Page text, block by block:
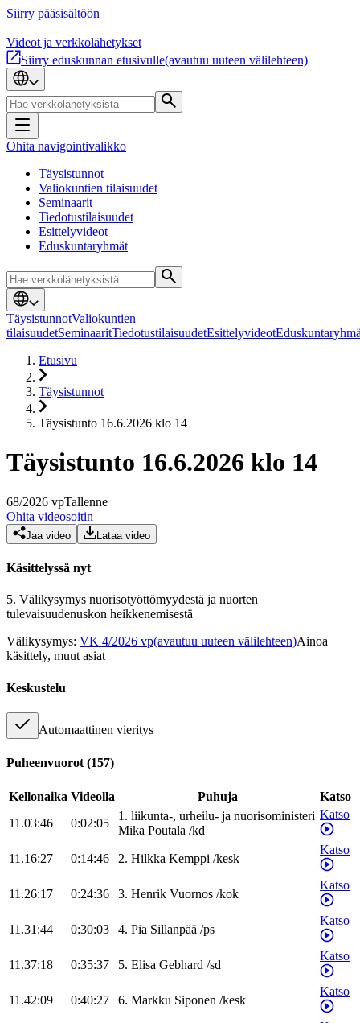
Siirry pääsisältöön
Videot ja verkkolähetykset
Siirry eduskunnan etusivulle(avautuu uuteen välilehteen)
Ohita navigointivalikko
Täysistunnot
Valiokuntien tilaisuudet
Seminaarit
Tiedotustilaisuudet
Esittelyvideot
Eduskuntaryhmät
TäysistunnotValiokuntien
tilaisuudetSeminaaritTiedotustilaisuudetEsittelyvideot
Etusivu
Täysistunnot
Täysistunto 16.6.2026 klo 14
Täysistunto 16.6.2026 klo 14
68/2026 vpTallenne
Ohita videosoitin
Jaa video Lataa video
Käsittelyssä nyt
5. Välikysymys nuorisotyöttömyydestä ja nuorten
tulevaisuudenuskon heikkenemisestä
Välikysymys: VK 4/2026 vp(avautuu uuteen välilehteen)Ainoa
käsittely, muut asiat
Keskustelu
Automaattinen vieritys
Puheenvuorot (157)
Kellonaika Videolla Puhuja
Katso
11.03:46
0:02:05
1. liikunta-, urheilu- ja nuorisoministeri
Mika Poutala /kd
Katso
11.16:27 0:14:46 2. Hilkka Kemppi /kesk
Katso
11.26:17 0:24:36 3. Henrik Vuornos /kok
Katso
11.31:44 0:30:03 4. Pia Sillanpää /ps
Katso
11.37:18 0:35:37 5. Elisa Gebhard /sd
Katso
11.42:09 0:40:27 6. Markku Siponen /kesk
Katso